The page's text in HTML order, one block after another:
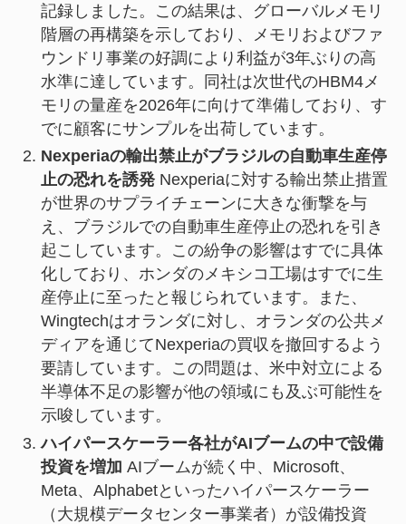
記録しました。この結果は、グローバルメモリ
階層の再構築を示しており、メモリおよびファ
ウンドリ事業の好調により利益が3年ぶりの高
水準に達しています。同社は次世代のHBM4メ
モリの量産を2026年に向けて準備しており、す
でに顧客にサンプルを出荷しています。
Nexperiaの輸出禁止がブラジルの自動車生産停
止の恐れを誘発Nexperiaに対する輸出禁止措置
が世界のサプライチェーンに大きな衝撃を与
え、ブラジルでの自動車生産停止の恐れを引き
起こしています。この紛争の影響はすでに具体
化しており、ホンダのメキシコ工場はすでに生
産停止に至ったと報じられています。また、
Wingtechはオランダに対し、オランダの公共メ
ディアを通じてNexperiaの買収を撤回するよう
要請しています。この問題は、米中対立による
半導体不足の影響が他の領域にも及ぶ可能性を
示唆しています。
ハイパースケーラー各社がAIブームの中で設備
投資を増加 AIブームが続く中、Microsoft、
Meta、Alphabetといったハイパースケーラー
（大規模データセンター事業者）が設備投資